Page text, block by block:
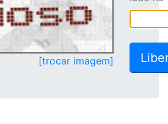
[trocar imagem]